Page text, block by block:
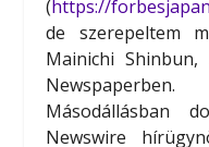
(https://
de szerepeltem
Mainichi
Newspaperben.
Másodállásban
Newswire